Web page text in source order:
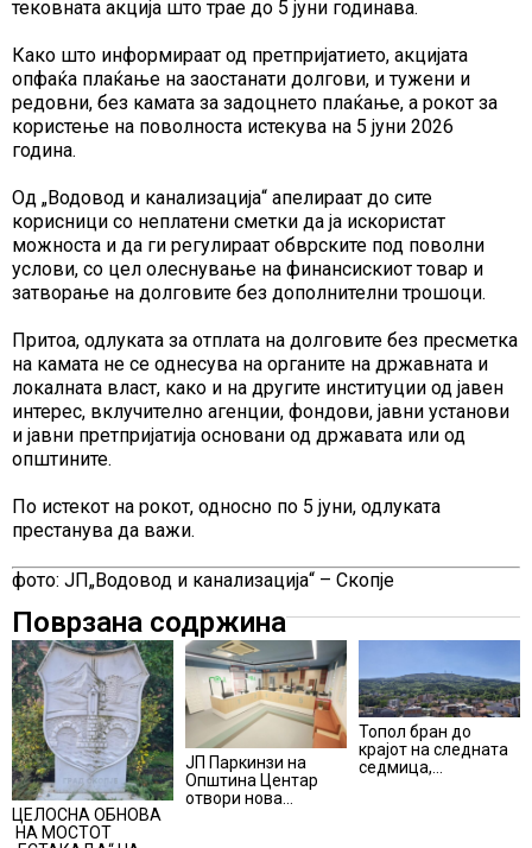
тековната акција што трае до 5 јуни годинава.
Како што информираат од претпријатието, акцијата
опфаќа плаќање на заостанати долгови, и тужени и
редовни, без камата за задоцнето плаќање, а рокот за
користење на поволноста истекува на 5 јуни 2026
година.
Од „Водовод и канализација“ апелираат до сите
корисници со неплатени сметки да ја искористат
можноста и да ги регулираат обврските под поволни
услови, со цел олеснување на финансискиот товар и
затворање на долговите без дополнителни трошоци.
Притоа, одлуката за отплата на долговите без пресметка
на камата не се однесува на органите на државната и
локалната власт, како и на другите институции од јавен
интерес, вклучително агенции, фондови, јавни установи
и јавни претпријатија основани од државата или од
општините.
По истекот на рокот, односно по 5 јуни, одлуката
престанува да важи.
фото: ЈП„Водовод и канализација“ – Скопје
Поврзана содржина
ЦЕЛОСНА ОБНОВА
НА МОСТОТ
ЈП Паркинзи на
Општина Центар
отвори нова
Топол бран до
крајот на следната
седмица,